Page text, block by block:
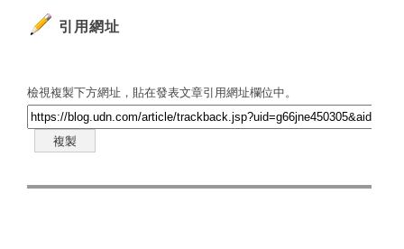
引用網址
檢視複製下方網址，貼在發表文章引用網址欄位中。
複製